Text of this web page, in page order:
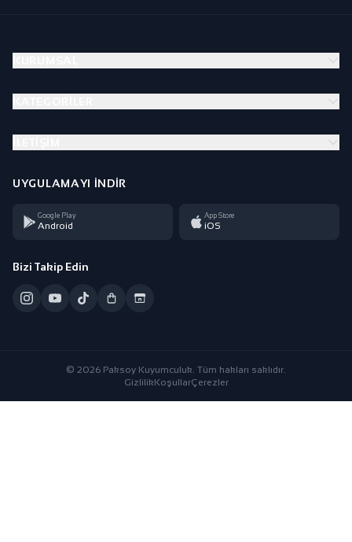
UYGULAMAYI İNDIR
Google Play
Android
App Store
iOS
Bizi Takip Edin
© 2026 Paksoy Kuyumculuk. Tüm hakları saklıdır.
GizlilikKoşullarÇerezler